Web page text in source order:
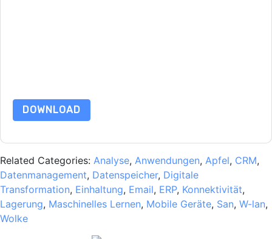
DOWNLOAD
Related Categories: Analyse, Anwendungen, Apfel, CRM,
Datenmanagement, Datenspeicher, Digitale
Transformation, Einhaltung, Email, ERP, Konnektivität,
Lagerung, Maschinelles Lernen, Mobile Geräte, San, W-lan,
Wolke